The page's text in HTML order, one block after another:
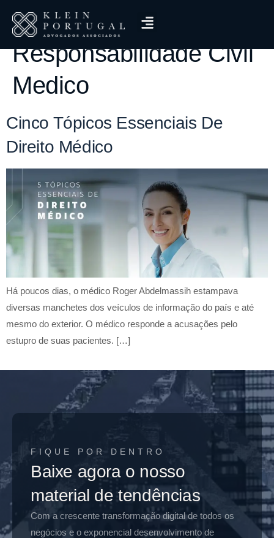
Tag:Proteção Da Vida.
Responsabilidade Civil
Medico
Cinco Tópicos Essenciais De
Direito Médico
Há poucos dias, o médico Roger Abdelmassih estampava
diversas manchetes dos veículos de informação do país e até
mesmo do exterior. O médico responde a acusações pelo
estupro de suas pacientes. […]
FIQUE POR DENTRO
Baixe agora o nosso
material de tendências
Com a crescente transformação digital de todos os
negócios e o exponencial desenvolvimento de